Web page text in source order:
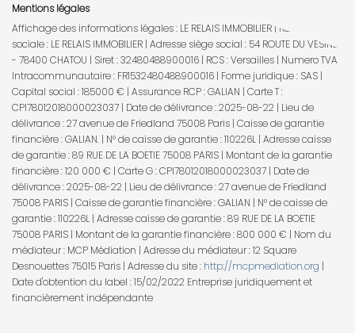
Mentions légales
Affichage des informations légales : LE RELAIS IMMOBILIER | Raison
sociale : LE RELAIS IMMOBILIER | Adresse siège social : 54 ROUTE DU VESINET
- 78400 CHATOU | Siret : 32480488900016 | RCS : Versailles | Numero TVA
Intracommunautaire : FR1532480488900016 | Forme juridique : SAS |
Capital social : 185000 € | Assurance RCP : GALIAN | Carte T :
CPI78012018000023037 | Date de délivrance : 2025-08-22 | Lieu de
délivrance : 27 avenue de Friedland 75008 Paris | Caisse de garantie
financière : GALIAN. | N° de caisse de garantie : 110226L | Adresse caisse
de garantie : 89 RUE DE LA BOETIE 75008 PARIS | Montant de la garantie
financière : 120 000 € | Carte G : CPI78012018000023037 | Date de
délivrance : 2025-08-22 | Lieu de délivrance : 27 avenue de Friedland
75008 PARIS | Caisse de garantie financière : GALIAN | N° de caisse de
garantie : 110226L | Adresse caisse de garantie : 89 RUE DE LA BOETIE
75008 PARIS | Montant de la garantie financière : 800 000 € | Nom du
médiateur : MCP Médiation | Adresse du médiateur : 12 Square
Desnouettes 75015 Paris | Adresse du site : http://mcpmediation.org |
Date d'obtention du label : 15/02/2022 Entreprise juridiquement et
financièrement indépendante